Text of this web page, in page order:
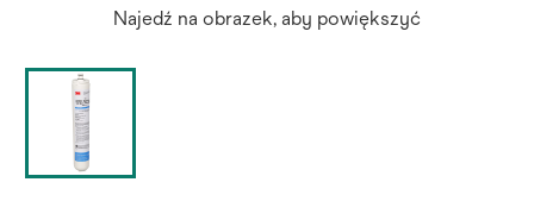
Najedź na obrazek, aby powiększyć